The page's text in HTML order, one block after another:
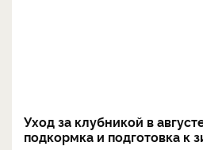
Уход за клубникой в
подкормка и подготовка к